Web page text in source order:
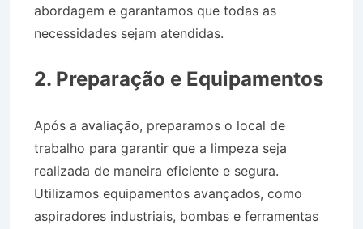
abordagem e garantamos que todas as
necessidades sejam atendidas.
2. Preparação e Equipamentos
Após a avaliação, preparamos o local de
trabalho para garantir que a limpeza seja
realizada de maneira eficiente e segura.
Utilizamos equipamentos avançados, como
aspiradores industriais, bombas e ferramentas